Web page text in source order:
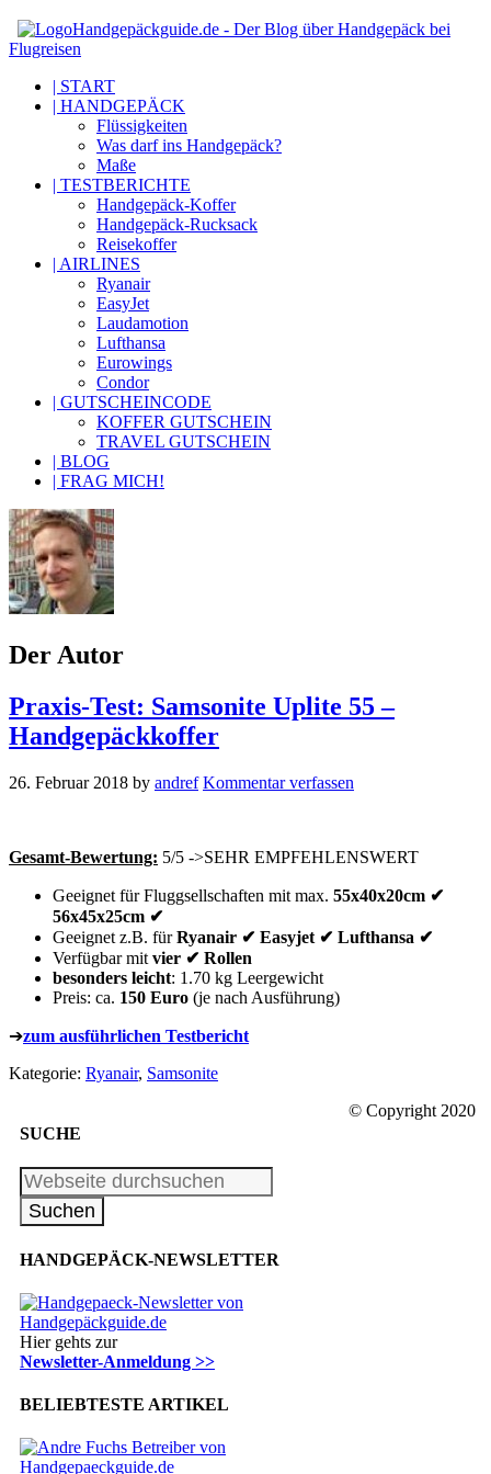
Handgepäckguide.de - Der Blog über Handgepäck bei
Flugreisen
| START
| HANDGEPÄCK
Flüssigkeiten
Was darf ins Handgepäck?
Maße
| TESTBERICHTE
Handgepäck-Koffer
Handgepäck-Rucksack
Reisekoffer
| AIRLINES
Ryanair
EasyJet
Laudamotion
Lufthansa
Eurowings
Condor
| GUTSCHEINCODE
KOFFER GUTSCHEIN
TRAVEL GUTSCHEIN
| BLOG
| FRAG MICH!
Der Autor
Praxis-Test: Samsonite Uplite 55 –
Handgepäckkoffer
26. Februar 2018 by andref Kommentar verfassen
Gesamt-Bewertung: 5/5 ->SEHR EMPFEHLENSWERT
Geeignet für Fluggsellschaften mit max. 55x40x20cm ✔
56x45x25cm ✔
Geeignet z.B. fürRyanair ✔ Easyjet ✔ Lufthansa ✔
Verfügbar mit vier ✔ Rollen
besonders leicht: 1.70 kg Leergewicht
Preis: ca. 150 Euro (je nach Ausführung)
➔zum ausführlichen Testbericht
Kategorie: Ryanair, Samsonite
SUCHE
HANDGEPÄCK-NEWSLETTER
Hier gehts zur
Newsletter-Anmeldung >>
BELIEBTESTE ARTIKEL
© Copyright 2020